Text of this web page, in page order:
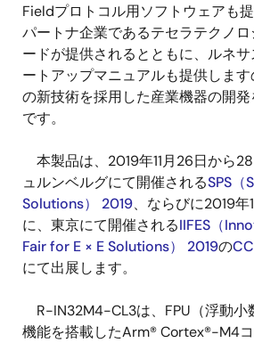
Fieldプロトコル用ソフトウェアも提
パートナ企業であるテセラテクノ
ードが提供されるとともに、ルネ
ートアップマニュアルも提供しま
の新技術を採用した産業機器の開
です。
本製品は、2019年11月26日から
ュルンベルグにて開催されるSPS
Solutions） 2019、ならびに2019年
に、東京にて開催されるIIFES（
Fair for E × E Solutions） 2019の
にて出展します。
R-IN32M4-CL3は、FPU（浮動小
機能を搭載したArm® Cortex®-M4